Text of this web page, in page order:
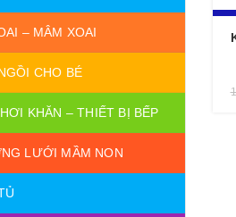
– MÂM XOAI
CHO BÉ
KHĂN – THIẾT BỊ BẾP
LƯỚI MẦM NON